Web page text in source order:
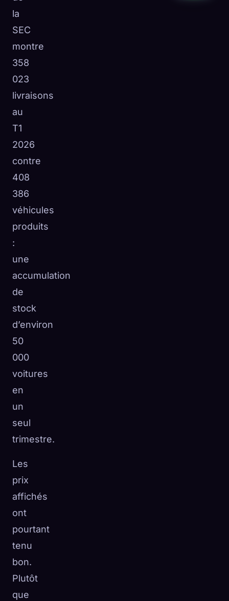
la
SEC
montre
358
023
livraisons
au
T1
2026
contre
408
386
véhicules
produits
:
une
accumulation
de
stock
d’environ
50
000
voitures
en
un
seul
trimestre.
Les
prix
affichés
ont
pourtant
tenu
bon.
Plutôt
que